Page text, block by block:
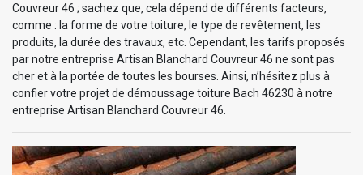
Couvreur 46 ; sachez que, cela dépend de différents facteurs,
comme : la forme de votre toiture, le type de revêtement, les
produits, la durée des travaux, etc. Cependant, les tarifs proposés
par notre entreprise Artisan Blanchard Couvreur 46 ne sont pas
cher et à la portée de toutes les bourses. Ainsi, n’hésitez plus à
confier votre projet de démoussage toiture Bach 46230 à notre
entreprise Artisan Blanchard Couvreur 46.